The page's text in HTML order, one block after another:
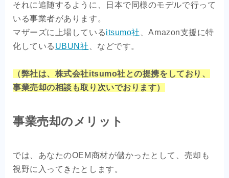
それに追随するように、日本で同様のモデルで行って
いる事業者があります。
マザーズに上場しているitsumo社
、Amazon支援に特
化している UBUN社 、などです。
（弊社は、株式会社itsumo社との提携をしており、
事業売却の相談も取り次いでおります）
事業売却のメリット
では、あなたのOEM商材が儲かったとして、売却も
視野に入ってきたとします。